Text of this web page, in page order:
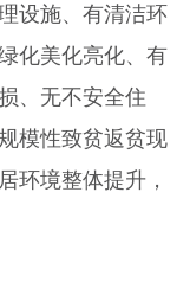
设施、有清洁环
化美化亮化、有
、无不安全住
模性致贫返贫现
环境整体提升，